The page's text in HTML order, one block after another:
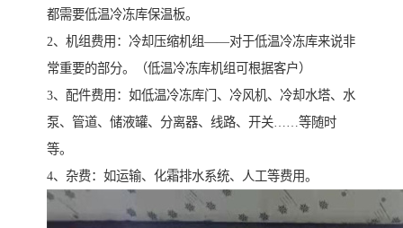
都需要低温冷冻库保温板。
2、机组费用：冷却压缩机组——对于低温冷冻库来说非
常重要的部分。（低温冷冻库机组可根据客户）
3、配件费用：如低温冷冻库门、冷风机、冷却水塔、水
泵、管道、储液罐、分离器、线路、开关……等随时
等。
4、杂费：如运输、化霜排水系统、人工等费用。